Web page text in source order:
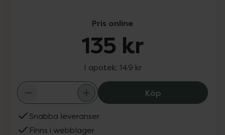
Pris online
135 kr
I apotek: 149 kr
KöpIntimina
Snabba leveranser
Finns i webblager